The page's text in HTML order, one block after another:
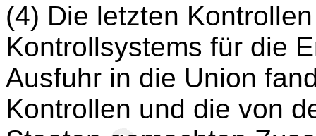
(4) Die letzten
Kontrollsystems für die
Ausfuhr in die Union
Kontrollen und die von